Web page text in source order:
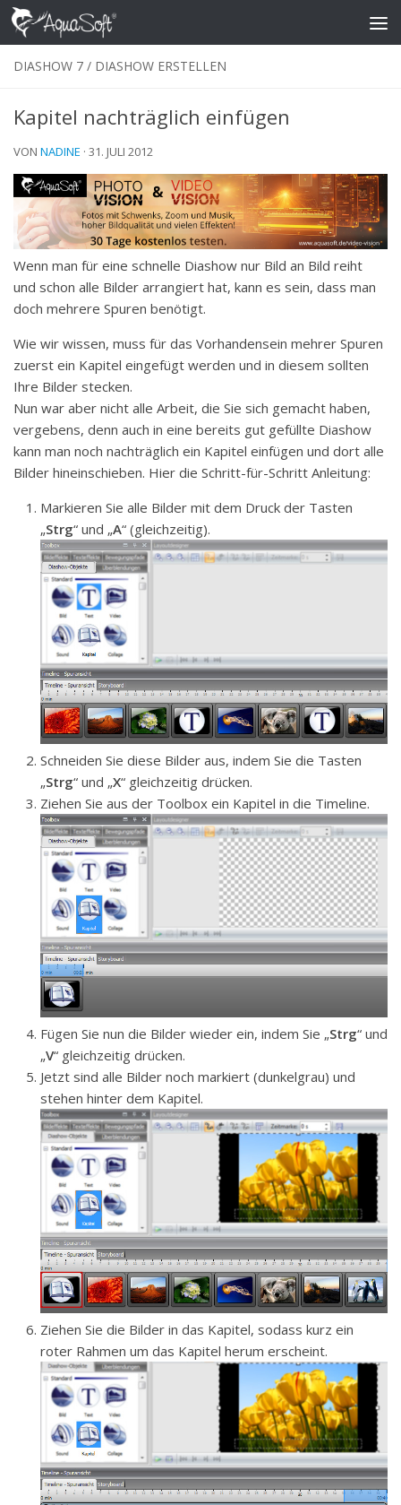
Skip to content
DIASHOW 7 / DIASHOW ERSTELLEN
Kapitel nachträglich einfügen
VON NADINE · 31. JULI 2012
Wenn man für eine schnelle Diashow nur Bild an Bild reiht
und schon alle Bilder arrangiert hat, kann es sein, dass man
doch mehrere Spuren benötigt.
Wie wir wissen, muss für das Vorhandensein mehrer Spuren
zuerst ein Kapitel eingefügt werden und in diesem sollten
Ihre Bilder stecken.
Nun war aber nicht alle Arbeit, die Sie sich gemacht haben,
vergebens, denn auch in eine bereits gut gefüllte Diashow
kann man noch nachträglich ein Kapitel einfügen und dort alle
Bilder hineinschieben. Hier die Schritt-für-Schritt Anleitung:
Markieren Sie alle Bilder mit dem Druck der Tasten
„Strg“ und „A“ (gleichzeitig).
Schneiden Sie diese Bilder aus, indem Sie die Tasten
„Strg“ und „X“ gleichzeitig drücken.
Ziehen Sie aus der Toolbox ein Kapitel in die Timeline.
Fügen Sie nun die Bilder wieder ein, indem Sie „Strg“ und
„V“ gleichzeitig drücken.
Jetzt sind alle Bilder noch markiert (dunkelgrau) und
stehen hinter dem Kapitel.
Ziehen Sie die Bilder in das Kapitel, sodass kurz ein
roter Rahmen um das Kapitel herum erscheint.